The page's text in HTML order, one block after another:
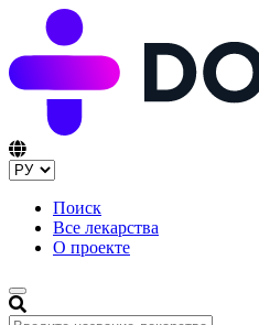
Поиск
Все лекарства
О проекте